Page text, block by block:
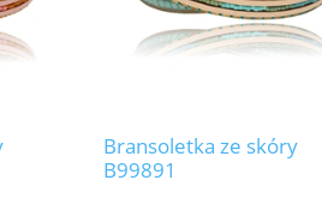
Bransoletka ze skóry
B99891